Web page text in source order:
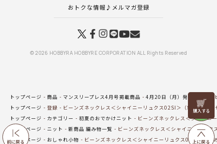
前に戻る
リリヤン
フェア
上に戻る
おトクな情報♪メルマガ登録
© 2026 HOBBYRA HOBBYRE CORPORATION ALL Rights Reserved
トップページ 商品 マンスリープレス4月号掲載商品 4月20日（月）発売の商品
トップページ
登録
ビーンズネックレス＜シャイニーリュクス02SI＞（編み物 材料
トップページ
カテゴリー 初夏のおでかけニット
ビーンズネックレス＜シャイニ
トップページ
ニット 新商品 編み物一覧
ビーンズネックレス＜シャイニーリュ
トップページ
おしゃれ小物 ビーンズネックレス＜シャイニーリュクス02SI＞（編